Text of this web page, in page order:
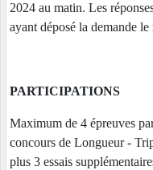
2024 au matin. Les
ayant déposé la demande le
PARTICIPATIONS
Maximum de 4 épreuves
concours de Longueur -
plus 3 essais